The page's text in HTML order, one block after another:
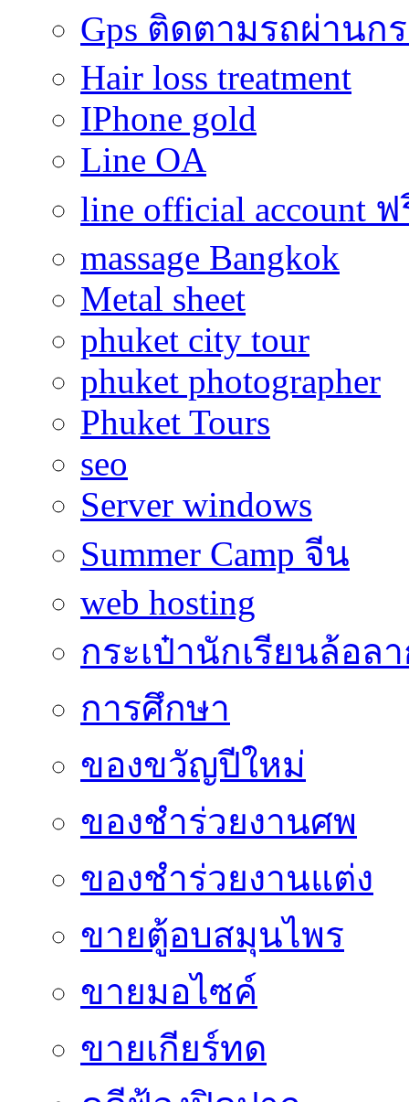
Gps ติดตามรถผ่านก
Hair loss treatment
IPhone gold
Line OA
line official account
massage Bangkok
Metal sheet
phuket city tour
phuket photographer
Phuket Tours
seo
Server windows
Summer Camp จีน
web hosting
กระเป๋านักเรียนล้อล
การศึกษา
ของขวัญปีใหม่
ของชำร่วยงานศพ
ของชำร่วยงานแต่ง
ขายตู้อบสมุนไพร
ขายมอไซค์
ขายเกียร์ทด